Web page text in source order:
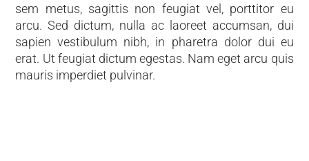
sem metus, sagittis non feugiat vel, porttitor eu
arcu. Sed dictum, nulla ac laoreet accumsan, dui
sapien vestibulum nibh, in pharetra dolor dui eu
erat. Ut feugiat dictum egestas. Nam eget arcu quis
mauris imperdiet pulvinar.